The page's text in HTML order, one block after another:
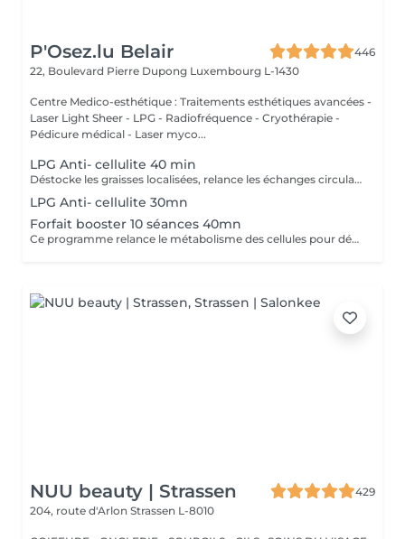
P'Osez.lu Belair
446
22, Boulevard Pierre Dupong Luxembourg L-1430
Centre Medico-esthétique : Traitements esthétiques avancées -
Laser Light Sheer - LPG - Radiofréquence - Cryothérapie -
Pédicure médical - Laser myco...
LPG Anti- cellulite 40 min
Déstocke les graisses localisées, relance les échanges circulatoires et raffermit pour retrouver une peau lisse, plus ferme et un corps plus léger. Ce soin agit sur tous types de cellulite(adipeux,aqueuse et fibreuse).
LPG Anti- cellulite 30mn
Forfait booster 10 séances 40mn
Ce programme relance le métabolisme des cellules pour déstocker les graisses résistantes, lisser la cellulite et raffermir la peau. Cure à raison de 2 soins endermologie corps par semaine pendant 5 semaines .
NUU beauty | Strassen
429
204, route d'Arlon Strassen L-8010